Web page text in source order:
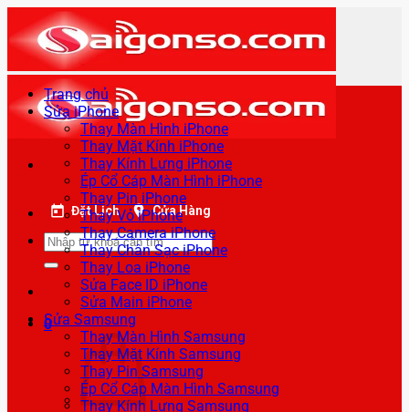
qua
nội
dung
Đặt Lịch Cửa Hàng
Tìm
kiếm:
0
Trang chủ
Sửa iPhone
Thay Màn Hình iPhone
Thay Mặt Kính iPhone
Thay Kính Lưng iPhone
Ép Cổ Cáp Màn Hình iPhone
Thay Pin iPhone
Thay Vỏ iPhone
Thay Camera iPhone
Thay Chân Sạc iPhone
Thay Loa iPhone
Sửa Face ID iPhone
Sửa Main iPhone
Sửa Samsung
Thay Màn Hình Samsung
Thay Mặt Kính Samsung
Thay Pin Samsung
Ép Cổ Cáp Màn Hình Samsung
Thay Kính Lưng Samsung